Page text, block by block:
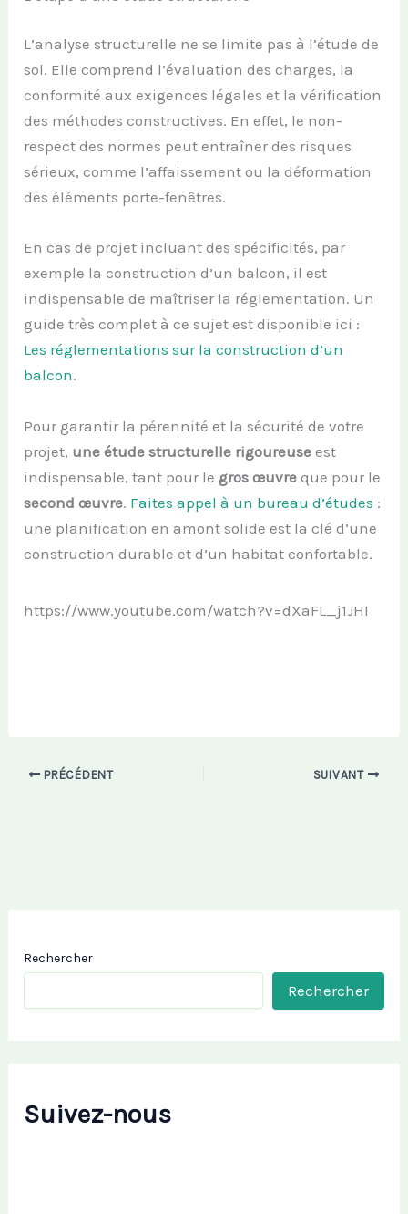
L’analyse structurelle ne se limite pas à l’étude de
sol. Elle comprend l’évaluation des charges, la
conformité aux exigences légales et la vérification
des méthodes constructives. En effet, le non-
respect des normes peut entraîner des risques
sérieux, comme l’affaissement ou la déformation
des éléments porte-fenêtres.
En cas de projet incluant des spécificités, par
exemple la construction d’un balcon, il est
indispensable de maîtriser la réglementation. Un
guide très complet à ce sujet est disponible ici :
Les réglementations sur la construction d’un
balcon.
Pour garantir la pérennité et la sécurité de votre
projet, une étude structurelle rigoureuse est
indispensable, tant pour le gros œuvre que pour le
second œuvre. Faites appel à un bureau d’études :
une planification en amont solide est la clé d’une
construction durable et d’un habitat confortable.
https://www.youtube.com/watch?v=dXaFL_j1JHI
PRÉCÉDENT SUIVANT
Rechercher
Rechercher
Suivez-nous